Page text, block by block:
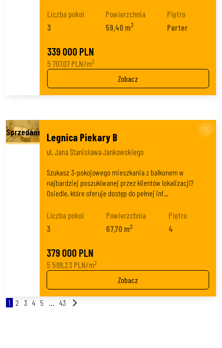
Liczba pokoi
3
Powierzchnia
59,40 m2
Piętro
Parter
339 000 PLN
5 707,07 PLN/m2
Zobacz
Legnica Piekary B
ul. Jana Stanisława Jankowskiego
Szukasz 3-pokojowego mieszkania z balkonem w
najbardziej poszukiwanej przez klientów lokalizacji?
Osiedle, które oferuje dostęp do pełnej inf…
Liczba pokoi
3
Powierzchnia
67,70 m2
Piętro
4
379 000 PLN
5 598,23 PLN/m2
Zobacz
1 2 3 4 5 ... 43